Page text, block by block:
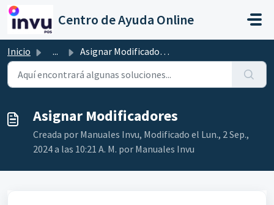
Ir al contenido principal
Centro de Ayuda Online
Inicio ... Asignar Modificadores
Asignar Modificadores
Creada por Manuales Invu, Modificado el Lun., 2 Sep.,
2024 a las 10:21 A. M. por Manuales Invu